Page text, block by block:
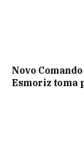
Novo
Esmoriz toma